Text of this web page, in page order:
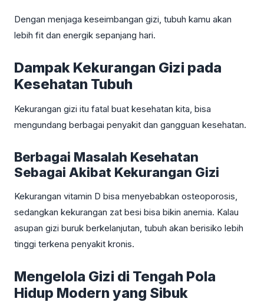
Dengan menjaga keseimbangan gizi, tubuh kamu akan
lebih fit dan energik sepanjang hari.
Dampak Kekurangan Gizi pada
Kesehatan Tubuh
Kekurangan gizi itu fatal buat kesehatan kita, bisa
mengundang berbagai penyakit dan gangguan kesehatan.
Berbagai Masalah Kesehatan
Sebagai Akibat Kekurangan Gizi
Kekurangan vitamin D bisa menyebabkan osteoporosis,
sedangkan kekurangan zat besi bisa bikin anemia. Kalau
asupan gizi buruk berkelanjutan, tubuh akan berisiko lebih
tinggi terkena penyakit kronis.
Mengelola Gizi di Tengah Pola
Hidup Modern yang Sibuk